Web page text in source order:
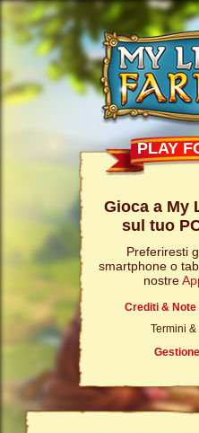
PLAY
Gioca a My
sul tuo
Preferiresti
smartphone o
nostre
Crediti & Note
Termini